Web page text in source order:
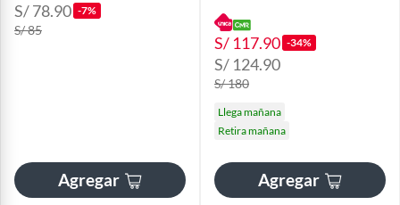
S/ 78.90 -7%
S/ 85
Agregar
S/ 117.90 -34%
S/ 124.90
S/ 180
Llega mañana
Retira mañana
Agregar